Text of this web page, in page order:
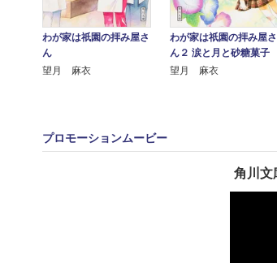
わが家は祇園の拝み屋さ
ん
望月 麻衣
わが家は祇園の拝み屋さ
ん２ 涙と月と砂糖菓子
望月 麻衣
プロモーションムービー
角川文